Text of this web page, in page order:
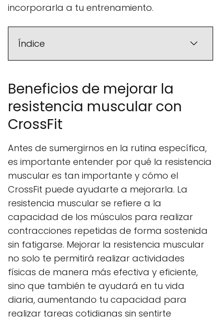
incorporarla a tu entrenamiento.
Índice
Beneficios de mejorar la
resistencia muscular con
CrossFit
Antes de sumergirnos en la rutina específica,
es importante entender por qué la resistencia
muscular es tan importante y cómo el
CrossFit puede ayudarte a mejorarla. La
resistencia muscular se refiere a la
capacidad de los músculos para realizar
contracciones repetidas de forma sostenida
sin fatigarse. Mejorar la resistencia muscular
no solo te permitirá realizar actividades
físicas de manera más efectiva y eficiente,
sino que también te ayudará en tu vida
diaria, aumentando tu capacidad para
realizar tareas cotidianas sin sentirte